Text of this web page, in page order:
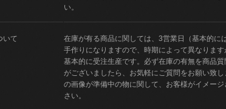
い。
いて
在庫が有る商品に関しては、3営業日（基本的に
手作りになりますので、時期によって異なりま
基本的に受注生産です。必ず在庫の有無を商品
がございましたら、お気軽にご質問をお願い致
の画像が準備中の物に関して、お客様がイメー
さい。